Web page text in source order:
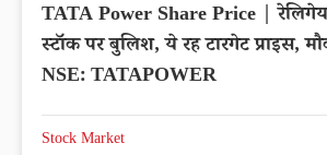
TATA Power Share Price | रेलिगेयर
स्टॉक पर बुलिश, ये रह टारगेट प्राइस,
NSE: TATAPOWER
Stock Market